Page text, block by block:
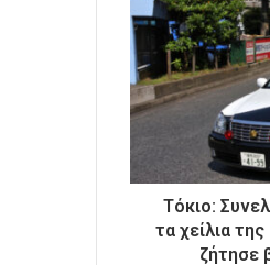
ν
η
λ
ε
κ
ο
Τόκιο:
τα χείλια
ζήτησε